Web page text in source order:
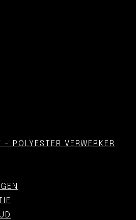
– POLYESTER VERWERKER